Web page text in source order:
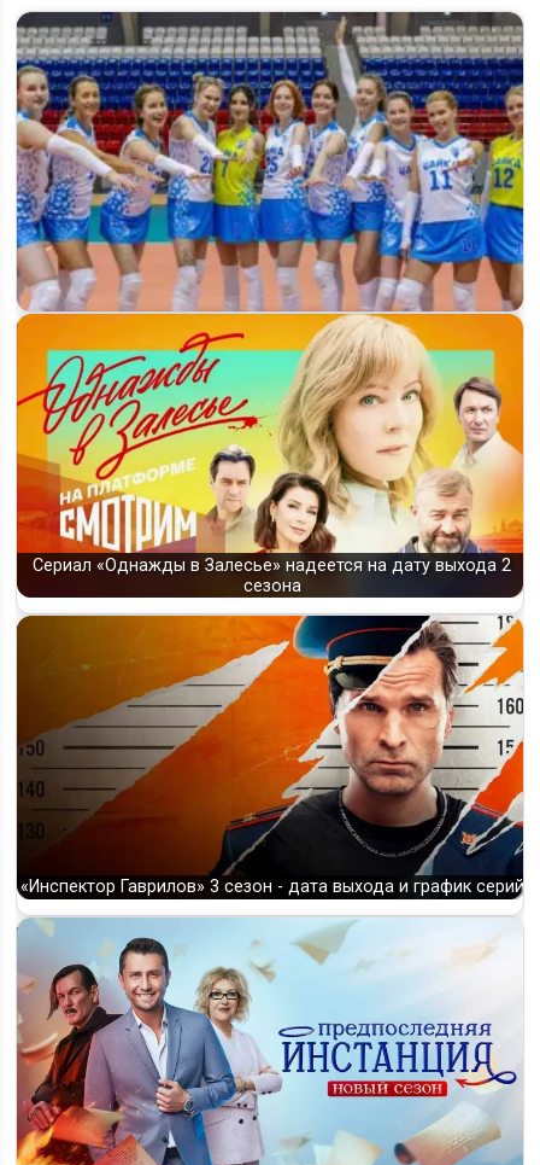
«Чайки» 2 сезон: что готовят создатели и когда ждать
премьеру на Россия-1
Сериал «Однажды в Залесье» надеется на дату выхода 2
сезона
«Инспектор Гаврилов» 3 сезон - дата выхода и график серий